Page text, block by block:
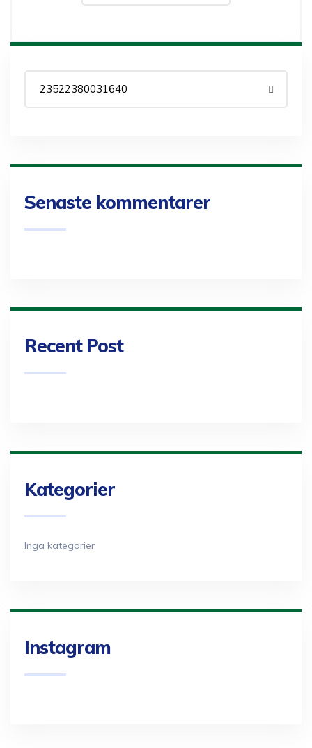
Senaste kommentarer
Recent Post
Kategorier
Inga kategorier
Instagram